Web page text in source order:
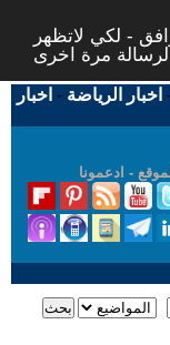
- لكي لاتظهر
اخبار الرياضة - اخبار
- ادعمونا